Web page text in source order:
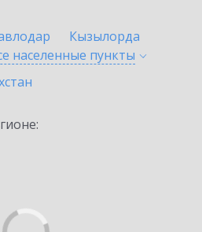
Кызылорда
населенные пункты